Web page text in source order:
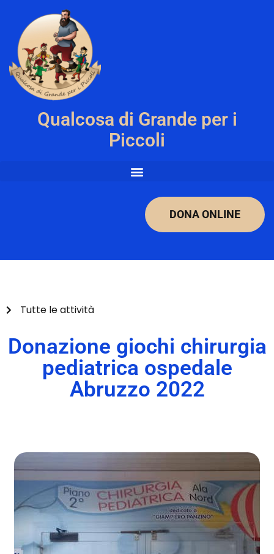
Qualcosa di Grande per i
Piccoli
DONA ONLINE
Tutte le attività
Donazione giochi chirurgia
pediatrica ospedale
Abruzzo 2022